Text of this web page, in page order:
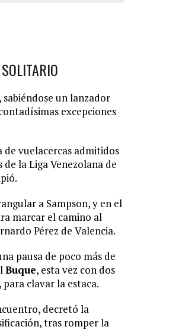
un lanzador
excepciones
vuelacercas admitidos
la Liga Venezolana de
a Sampson, y en el
marcar el camino al
Pérez de Valencia.
pausa de poco más de
Buque, esta vez con dos
clavar la estaca.
decretó la
tras romper la